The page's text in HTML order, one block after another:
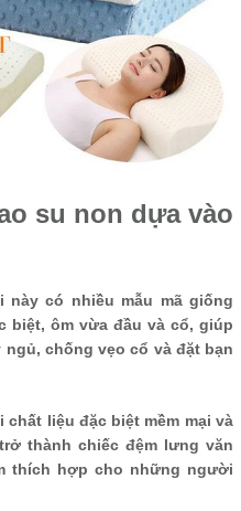
su non dựa vào
có nhiều mẫu mã giống
biệt, ôm vừa đầu và cổ, giúp
chống vẹo cổ và đặt bạn
liệu đặc biệt mềm mại và
thành chiếc đệm lưng văn
thích hợp cho những người